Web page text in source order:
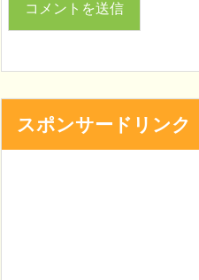
スポンサードリンク